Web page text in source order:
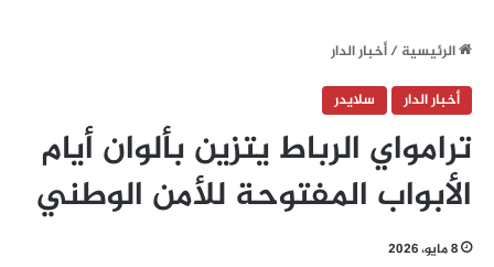
الرئيسية/أخبار الدار
أخبار الدار
سلايدر
ترامواي الرباط يتزين بألوان أيام
الأبواب المفتوحة للأمن الوطني
8 مايو، 2026